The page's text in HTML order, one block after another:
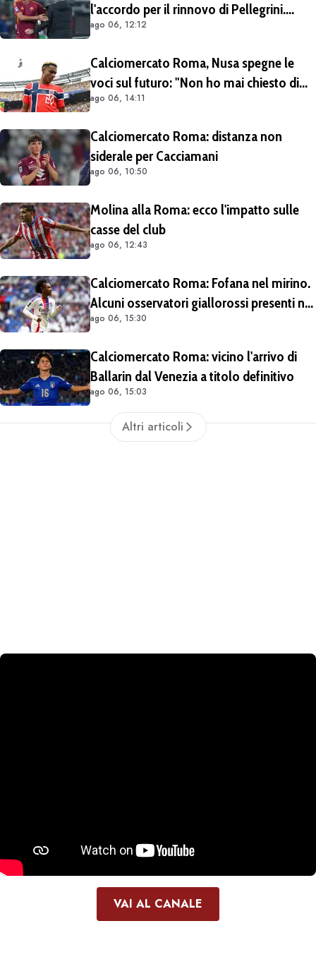
l'accordo per il rinnovo di Pellegrini.
Prolungamento di un solo anno
ago 06, 12:12
Calciomercato Roma, Nusa spegne le
voci sul futuro: "Non ho mai chiesto di
lasciare il Lipsia. I media possono scrivere
ago 06, 14:11
Calciomercato Roma: distanza non
siderale per Cacciamani
ago 06, 10:50
Molina alla Roma: ecco l'impatto sulle
casse del club
ago 06, 12:43
Calciomercato Roma: Fofana nel mirino.
Alcuni osservatori giallorossi presenti nel
match di Champions con il Lione
ago 06, 15:30
Calciomercato Roma: vicino l'arrivo di
Ballarin dal Venezia a titolo definitivo
ago 06, 15:03
Altri articoli
VAI AL CANALE